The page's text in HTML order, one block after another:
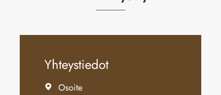
Yhteystiedot
 Osoite